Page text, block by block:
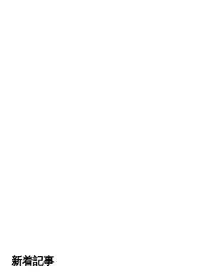
新着記事